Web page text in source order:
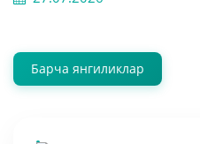
Барча янгиликлар